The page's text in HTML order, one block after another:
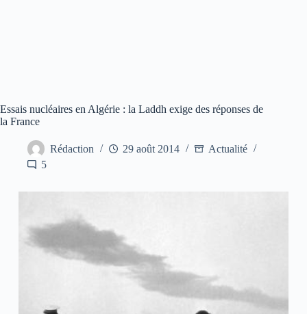
Essais nucléaires en Algérie : la Laddh exige des réponses de
la France
Rédaction 29 août 2014
Actualité
5